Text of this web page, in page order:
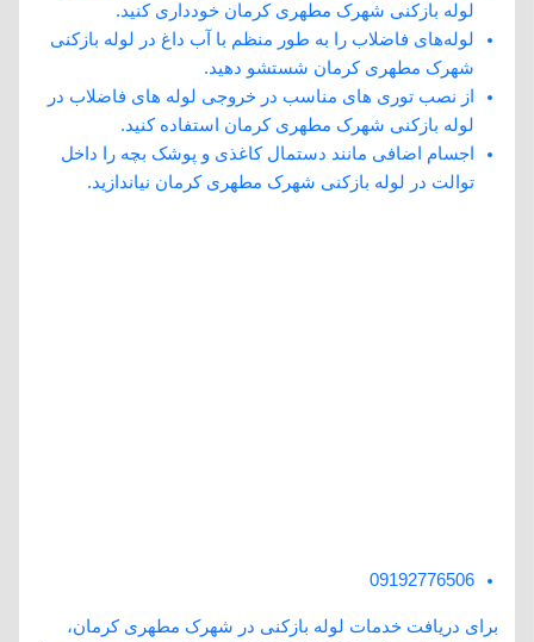
لوله بازکنی شهرک مطهری کرمان خودداری کنید.
لوله‌های فاضلاب را به طور منظم با آب داغ در لوله بازکنی
شهرک مطهری کرمان شستشو دهید.
از نصب توری‌ های مناسب در خروجی لوله‌ های فاضلاب در
لوله بازکنی شهرک مطهری کرمان استفاده کنید.
اجسام اضافی مانند دستمال کاغذی و پوشک بچه را داخل
توالت در لوله بازکنی شهرک مطهری کرمان نیاندازید.
09192776506
برای دریافت خدمات لوله بازکنی در شهرک مطهری کرمان،